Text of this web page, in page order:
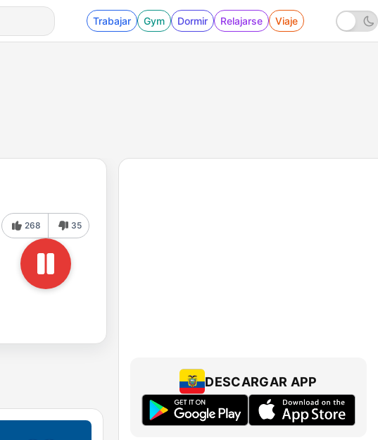
Trabajar Gym Dormir Relajarse Viaje
268 35
DESCARGAR APP